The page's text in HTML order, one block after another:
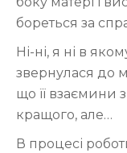
бореться за
Ні-ні, я ні в
звернулася до
що її взаємини
кращого, але…
В процесі